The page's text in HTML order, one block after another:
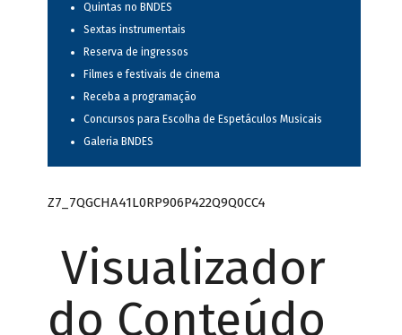
Quintas no BNDES
Sextas instrumentais
Reserva de ingressos
Filmes e festivais de cinema
Receba a programação
Concursos para Escolha de Espetáculos Musicais
Galeria BNDES
Z7_7QGCHA41L0RP906P422Q9Q0CC4
Visualizador
do Conteúdo